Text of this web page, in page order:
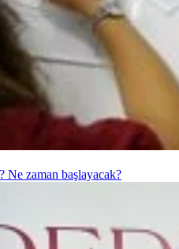
Ne zaman başlayacak?